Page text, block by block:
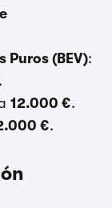
Puros (BEV):
.
12.000 €.
€.